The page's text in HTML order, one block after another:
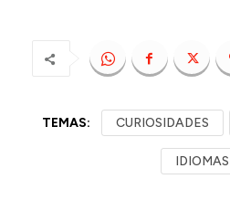
TEMAS: CURIOSIDADES
IDIOMAS